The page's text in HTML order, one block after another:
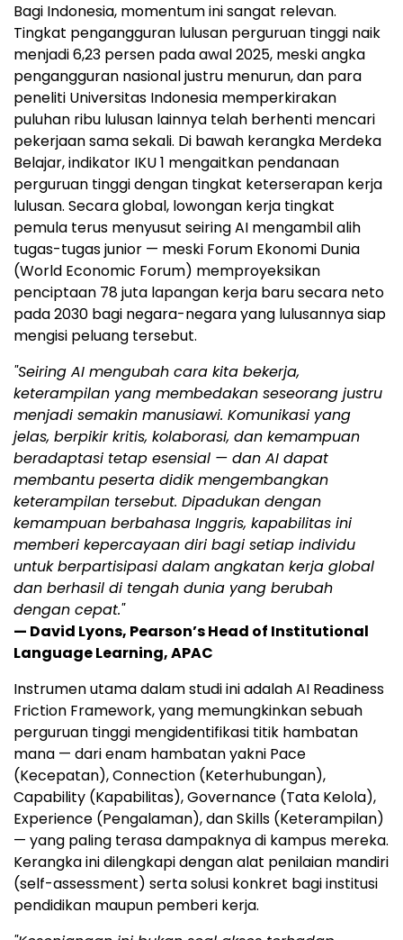
Bagi Indonesia, momentum ini sangat relevan.
Tingkat pengangguran lulusan perguruan tinggi naik
menjadi 6,23 persen pada awal 2025, meski angka
pengangguran nasional justru menurun, dan para
peneliti Universitas Indonesia memperkirakan
puluhan ribu lulusan lainnya telah berhenti mencari
pekerjaan sama sekali. Di bawah kerangka Merdeka
Belajar, indikator IKU 1 mengaitkan pendanaan
perguruan tinggi dengan tingkat keterserapan kerja
lulusan. Secara global, lowongan kerja tingkat
pemula terus menyusut seiring AI mengambil alih
tugas-tugas junior — meski Forum Ekonomi Dunia
(World Economic Forum) memproyeksikan
penciptaan 78 juta lapangan kerja baru secara neto
pada 2030 bagi negara-negara yang lulusannya siap
mengisi peluang tersebut.
"Seiring AI mengubah cara kita bekerja,
keterampilan yang membedakan seseorang justru
menjadi semakin manusiawi. Komunikasi yang
jelas, berpikir kritis, kolaborasi, dan kemampuan
beradaptasi tetap esensial — dan AI dapat
membantu peserta didik mengembangkan
keterampilan tersebut. Dipadukan dengan
kemampuan berbahasa Inggris, kapabilitas ini
memberi kepercayaan diri bagi setiap individu
untuk berpartisipasi dalam angkatan kerja global
dan berhasil di tengah dunia yang berubah
dengan cepat."
— David Lyons, Pearson’s Head of Institutional
Language Learning, APAC
Instrumen utama dalam studi ini adalah AI Readiness
Friction Framework, yang memungkinkan sebuah
perguruan tinggi mengidentifikasi titik hambatan
mana — dari enam hambatan yakni Pace
(Kecepatan), Connection (Keterhubungan),
Capability (Kapabilitas), Governance (Tata Kelola),
Experience (Pengalaman), dan Skills (Keterampilan)
— yang paling terasa dampaknya di kampus mereka.
Kerangka ini dilengkapi dengan alat penilaian mandiri
(self-assessment) serta solusi konkret bagi institusi
pendidikan maupun pemberi kerja.